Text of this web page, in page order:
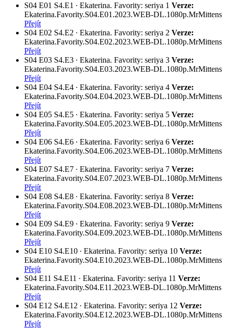
S04 E01 S4.E1 ∙ Ekaterina. Favority: seriya 1 Verze:
Ekaterina.Favority.S04.E01.2023.WEB-DL.1080p.MrMittens
Přejít
S04 E02 S4.E2 ∙ Ekaterina. Favority: seriya 2 Verze:
Ekaterina.Favority.S04.E02.2023.WEB-DL.1080p.MrMittens
Přejít
S04 E03 S4.E3 ∙ Ekaterina. Favority: seriya 3 Verze:
Ekaterina.Favority.S04.E03.2023.WEB-DL.1080p.MrMittens
Přejít
S04 E04 S4.E4 ∙ Ekaterina. Favority: seriya 4 Verze:
Ekaterina.Favority.S04.E04.2023.WEB-DL.1080p.MrMittens
Přejít
S04 E05 S4.E5 ∙ Ekaterina. Favority: seriya 5 Verze:
Ekaterina.Favority.S04.E05.2023.WEB-DL.1080p.MrMittens
Přejít
S04 E06 S4.E6 ∙ Ekaterina. Favority: seriya 6 Verze:
Ekaterina.Favority.S04.E06.2023.WEB-DL.1080p.MrMittens
Přejít
S04 E07 S4.E7 ∙ Ekaterina. Favority: seriya 7 Verze:
Ekaterina.Favority.S04.E07.2023.WEB-DL.1080p.MrMittens
Přejít
S04 E08 S4.E8 ∙ Ekaterina. Favority: seriya 8 Verze:
Ekaterina.Favority.S04.E08.2023.WEB-DL.1080p.MrMittens
Přejít
S04 E09 S4.E9 ∙ Ekaterina. Favority: seriya 9 Verze:
Ekaterina.Favority.S04.E09.2023.WEB-DL.1080p.MrMittens
Přejít
S04 E10 S4.E10 ∙ Ekaterina. Favority: seriya 10 Verze:
Ekaterina.Favority.S04.E10.2023.WEB-DL.1080p.MrMittens
Přejít
S04 E11 S4.E11 ∙ Ekaterina. Favority: seriya 11 Verze:
Ekaterina.Favority.S04.E11.2023.WEB-DL.1080p.MrMittens
Přejít
S04 E12 S4.E12 ∙ Ekaterina. Favority: seriya 12 Verze:
Ekaterina.Favority.S04.E12.2023.WEB-DL.1080p.MrMittens
Přejít